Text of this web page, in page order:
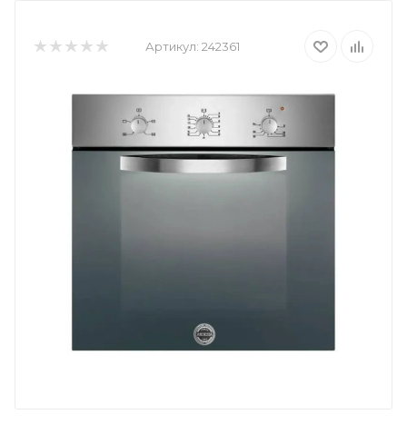
Артикул: 242361